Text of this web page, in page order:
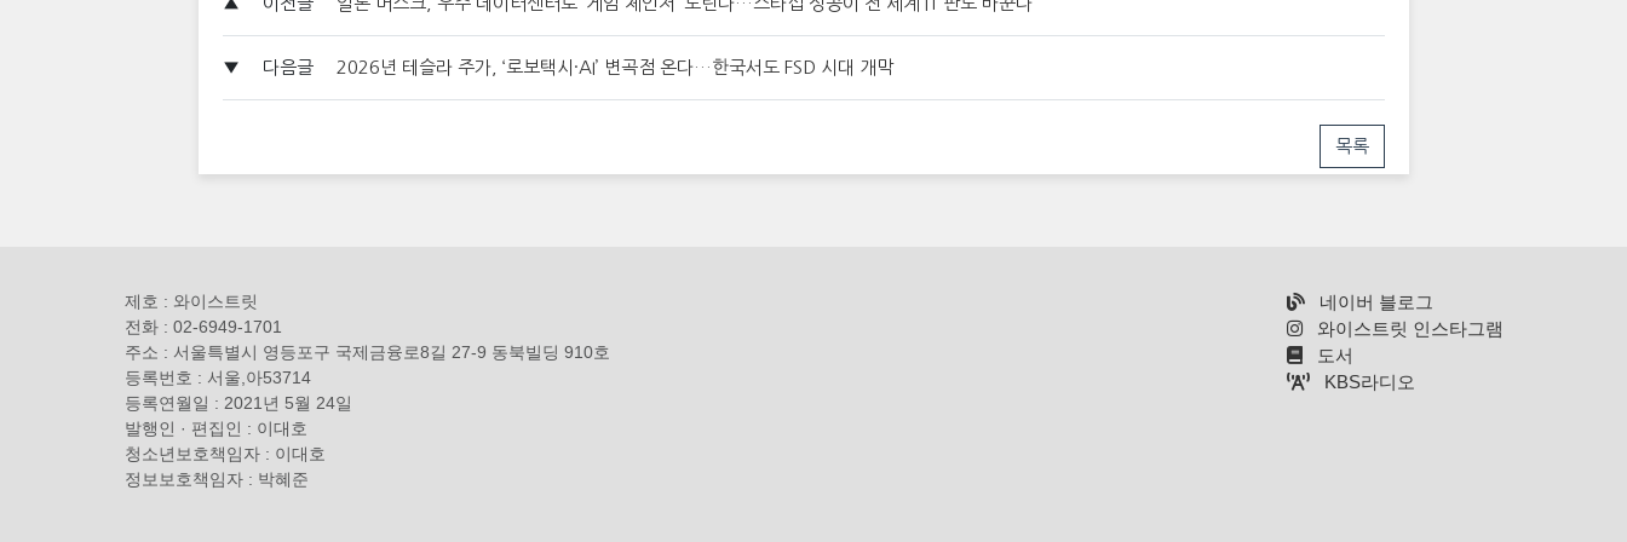
▼ 다음글 2026년 테슬라 주가, ‘로보택시·AI’ 변곡점 온다…한국서도 FSD 시대 개막
목록
제호 : 와이스트릿
전화 : 02-6949-1701
주소 : 서울특별시 영등포구 국제금융로8길 27-9 동북빌딩 910호
등록번호 : 서울,아53714
등록연월일 : 2021년 5월 24일
발행인 · 편집인 : 이대호
청소년보호책임자 : 이대호
정보보호책임자 : 박혜준
네이버 블로그
와이스트릿 인스타그램
도서
KBS라디오